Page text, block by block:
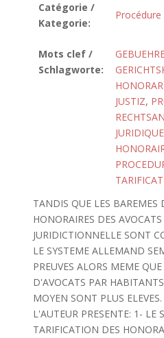
Catégorie /
Kategorie:
Procédure
Mots clef /
Schlagworte:
JUSTIZ,
JURIDIQUE
TANDIS QUE LES BAREMES
HONORAIRES DES
JURIDICTIONNELLE SONT
LE SYSTEME ALLEMAND
PREUVES ALORS MEME
D'AVOCATS PAR
MOYEN SONT PLUS ELEVES.
L'AUTEUR PRESENTE: 1- LE
TARIFICATION DES